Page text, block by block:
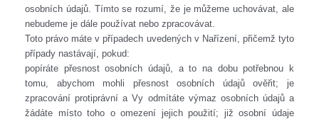
osobních údajů. Tímto se rozumí, že je můžeme uchovávat, ale
nebudeme je dále používat nebo zpracovávat.
Toto právo máte v případech uvedených v Nařízení, přičemž tyto
případy nastávají, pokud:
popíráte přesnost osobních údajů, a to na dobu potřebnou k
tomu, abychom mohli přesnost osobních údajů ověřit; je
zpracování protiprávní a Vy odmítáte výmaz osobních údajů a
žádáte místo toho o omezení jejich použití; již osobní údaje